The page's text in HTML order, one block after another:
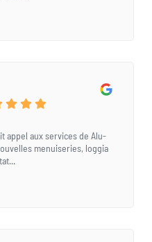
appel aux services de Alu-
menuiseries, loggia